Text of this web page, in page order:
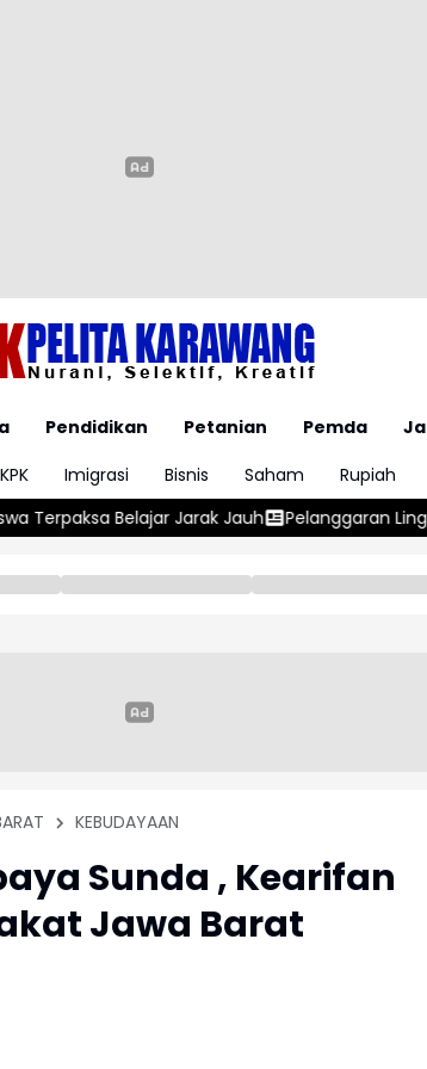
Pendidikan Petanian Pemda
KPK Imigrasi Bisnis Saham Rupiah
Pelanggaran Lingkungan, KDM Tutup
KEBUDAYAAN
Sunda , Kearifan
Jawa Barat